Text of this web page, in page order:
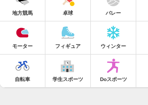
地方競馬 卓球 バレー
モーター フィギュア ウィンター
自転車 学生スポーツ Doスポーツ